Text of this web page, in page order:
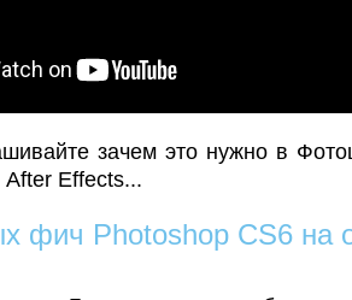
зачем это нужно в
After Effects...
фич Photoshop CS6 на